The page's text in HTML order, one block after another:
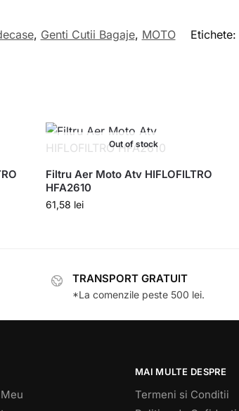
, Genti Cutii Bagaje, MOTO Etichete:
Out of stock
Filtru Aer Moto Atv HIFLOFILTRO
HFA2610
61,58 lei
TRANSPORT GRATUIT
*La comenzile peste 500 lei.
MAI MULTE DESPRE
Termeni si Conditii